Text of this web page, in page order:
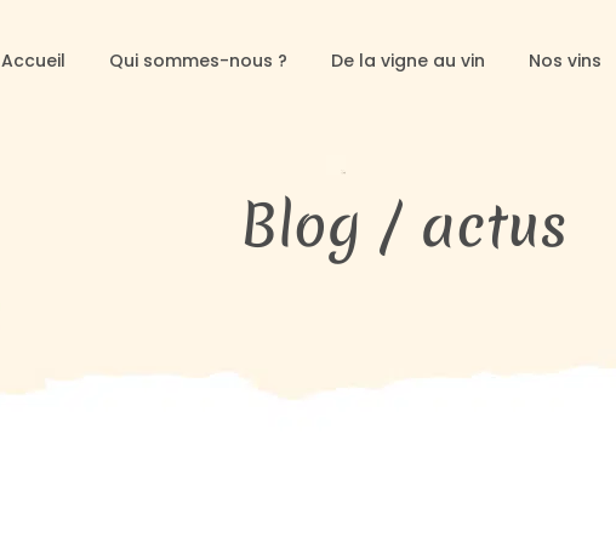
Accueil Qui sommes-nous ? De la vigne au vin Nos vins